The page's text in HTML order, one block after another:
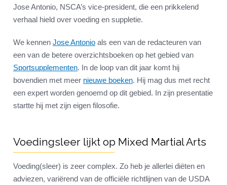
Jose Antonio, NSCA’s vice-president, die een prikkelend
verhaal hield over voeding en suppletie.
We kennen Jose Antonio als een van de redacteuren van
een van de betere overzichtsboeken op het gebied van
Sportsupplementen. In de loop van dit jaar komt hij
bovendien met meer nieuwe boeken. Hij mag dus met recht
een expert worden genoemd op dit gebied. In zijn presentatie
startte hij met zijn eigen filosofie.
Voedingsleer lijkt op Mixed Martial Arts
Voeding(sleer) is zeer complex. Zo heb je allerlei diëten en
adviezen, variërend van de officiële richtlijnen van de USDA